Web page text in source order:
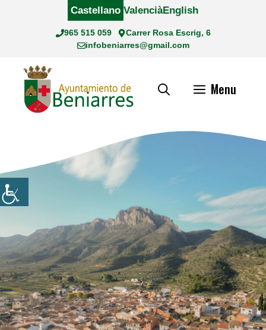
965 515 059
Carrer Rosa Escrig, 6
infobeniarres@gmail.com
Castellano ValenciàEnglish
Menu